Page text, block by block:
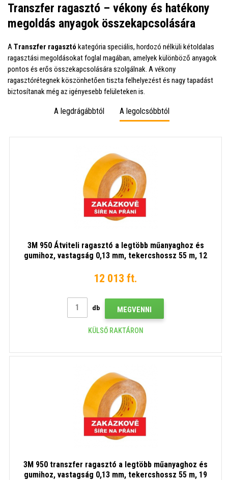
Transzfer ragasztó – vékony és hatékony
megoldás anyagok összekapcsolására
ATranszfer ragasztó kategória speciális, hordozó nélküli kétoldalas
ragasztási megoldásokat foglal magában, amelyek különböző anyagok
pontos és erős összekapcsolására szolgálnak. A vékony
ragasztórétegnek köszönhetően tiszta felhelyezést és nagy tapadást
biztosítanak még az igényesebb felületeken is.
A legdrágábbtól A legolcsóbbtól
3M 950 Átviteli ragasztó a legtöbb műanyaghoz és
gumihoz, vastagság 0,13 mm, tekercshossz 55 m, 12
12 013 ft.
db MEGVENNI
KÜLSŐ RAKTÁRON
3M 950 transzfer ragasztó a legtöbb műanyaghoz és
gumihoz, vastagság 0,13 mm, tekercshossz 55 m, 19